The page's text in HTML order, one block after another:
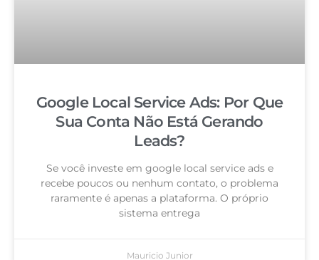
Google Local Service Ads: Por Que
Sua Conta Não Está Gerando
Leads?
Se você investe em google local service ads e
recebe poucos ou nenhum contato, o problema
raramente é apenas a plataforma. O próprio
sistema entrega
Mauricio Junior